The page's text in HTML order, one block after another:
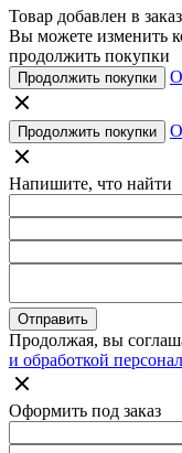
Товар добавлен в заказ
Вы можете изменить
продолжить покупки
Продолжить покупки
Продолжить покупки
Напишите, что найти
Отправить
Продолжая, вы
и обработкой
Оформить под заказ